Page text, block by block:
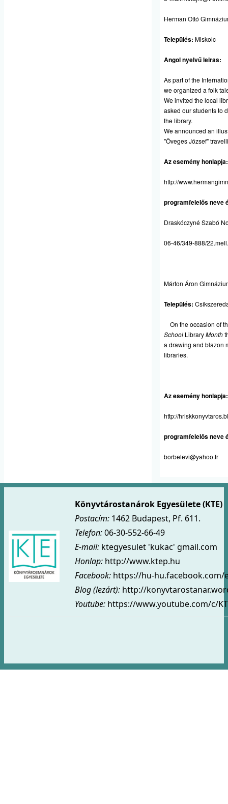
Herman Ottó
Település: Miskolc
Angol nyelvű leiras:
As part of the
we organized a folk
We invited the local
asked our students to
the library.
We announced an
"Öveges József"
Az esemény honlapja:
http://
programfelelős neve
Draskóczyné Szabó
06-46/349-888/22.mell.
Márton Áron
Település:
On the occasion of
School LibraryMonth
a drawing and blazon
libraries.
Az esemény honlapja:
http://
programfelelős neve
borbelevi@yahoo.fr
Könyvtárostanárok Egyesülete (KTE)
Postacím: 1462 Budapest, Pf. 611.
Telefon:06-30-552-66-49
E-mail: ktegyesulet 'kukac' gmail.com
Honlap: http://www.ktep.hu
Facebook: https://hu-
Blog (lezárt): http://
Youtube: https://www.youtube.com/c/